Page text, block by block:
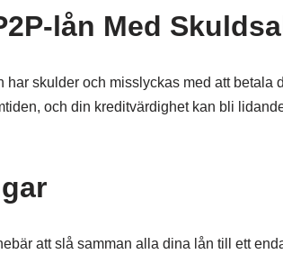
lån Med
har skulder och misslyckas med att betala
och din kreditvärdighet kan bli
att slå samman alla dina lån till ett